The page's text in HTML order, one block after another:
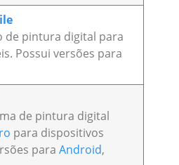
de pintura digital para
Possui versões para
de pintura digital
para dispositivos
paraAndroid,